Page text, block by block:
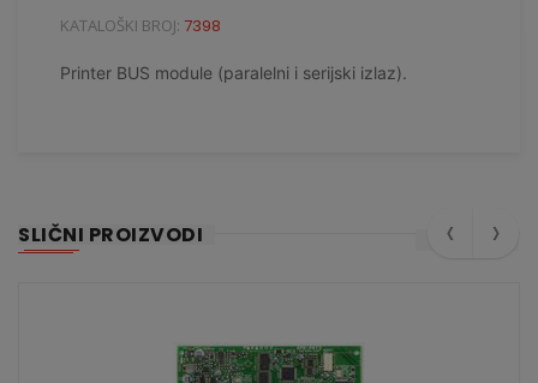
KATALOŠKI BROJ: 7398
Printer BUS module (paralelni i serijski izlaz).
SLIČNI PROIZVODI ‹ ›